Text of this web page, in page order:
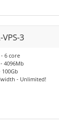
VPS-3
6 core
4096Mb
100Gb
- Unlimited!